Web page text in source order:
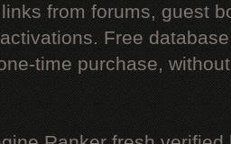
from forums, guest
Free
time purchase,